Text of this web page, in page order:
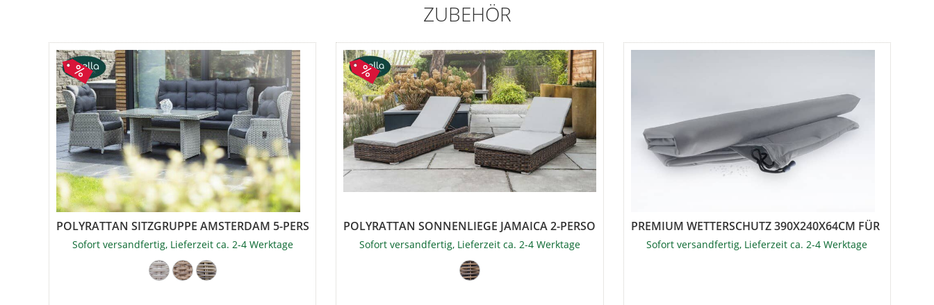
ZUBEHÖR
POLYRATTAN SITZGRUPPE AMSTERDAM 5-PERSONEN...
Sofort versandfertig, Lieferzeit ca. 2-4 Werktage
POLYRATTAN SONNENLIEGE JAMAICA 2-PERSONEN...
Sofort versandfertig, Lieferzeit ca. 2-4 Werktage
PREMIUM WETTERSCHUTZ 390X240X64CM FÜR PALM
Sofort versandfertig, Lieferzeit ca. 2-4 Werktage